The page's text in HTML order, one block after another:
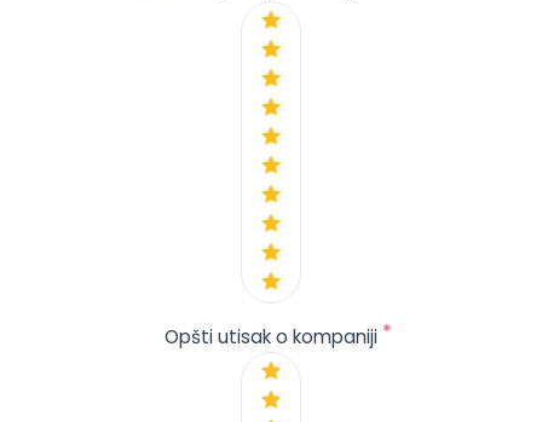
Opšti utisak o kompaniji *